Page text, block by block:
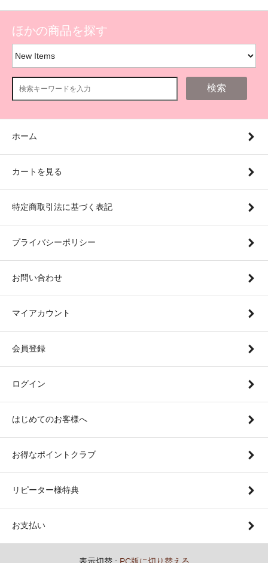
ほかの商品を探す
検索
ホーム
カートを見る
特定商取引法に基づく表記
プライバシーポリシー
お問い合わせ
マイアカウント
会員登録
ログイン
はじめてのお客様へ
お得なポイントクラブ
リピーター様特典
お支払い
表示切替 : PC版に切り替える